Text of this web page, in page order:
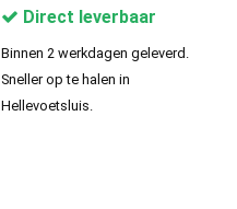
Direct leverbaar
Binnen 2 werkdagen geleverd.
Sneller op te halen in
Hellevoetsluis.